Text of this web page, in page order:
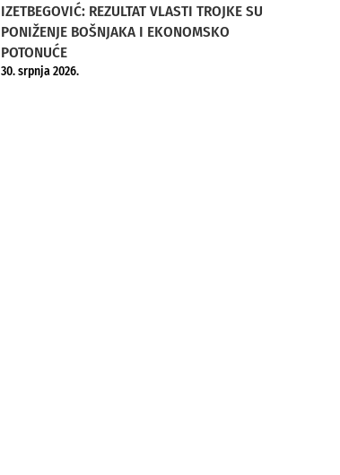
IZETBEGOVIĆ: REZULTAT VLASTI TROJKE SU
PONIŽENJE BOŠNJAKA I EKONOMSKO
POTONUĆE
30. srpnja 2026.